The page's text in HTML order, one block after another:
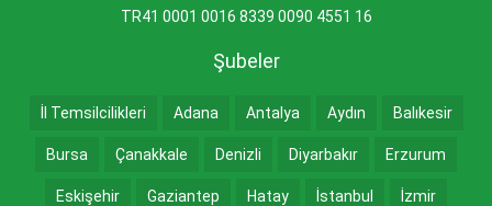
TR41 0001 0016 8339 0090 4551 16
Şubeler
İl Temsilcilikleri Adana Antalya Aydın Balıkesir
Bursa Çanakkale Denizli Diyarbakır Erzurum
Eskişehir Gaziantep Hatay İstanbul İzmir